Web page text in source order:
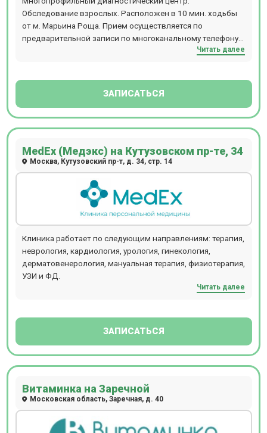
Обследование взрослых. Расположен в 10 мин. ходьбы
от м. Марьина Роща. Прием осуществляется по
предварительной записи по многоканальному телефону и
Читать далее
ЗАПИСАТЬСЯ
MedEx (Медэкс) на Кутузовском пр-те, 34
Москва, Кутузовский пр-т, д. 34, стр. 14
Клиника работает по следующим направлениям: терапия,
неврология, кардиология, урология, гинекология,
дерматовенерология, мануальная терапия, физиотерапия,
УЗИ и ФД.
Читать далее
ЗАПИСАТЬСЯ
Витаминка на Заречной
Московская область, Заречная, д. 40